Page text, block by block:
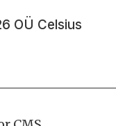
OÜ Celsius